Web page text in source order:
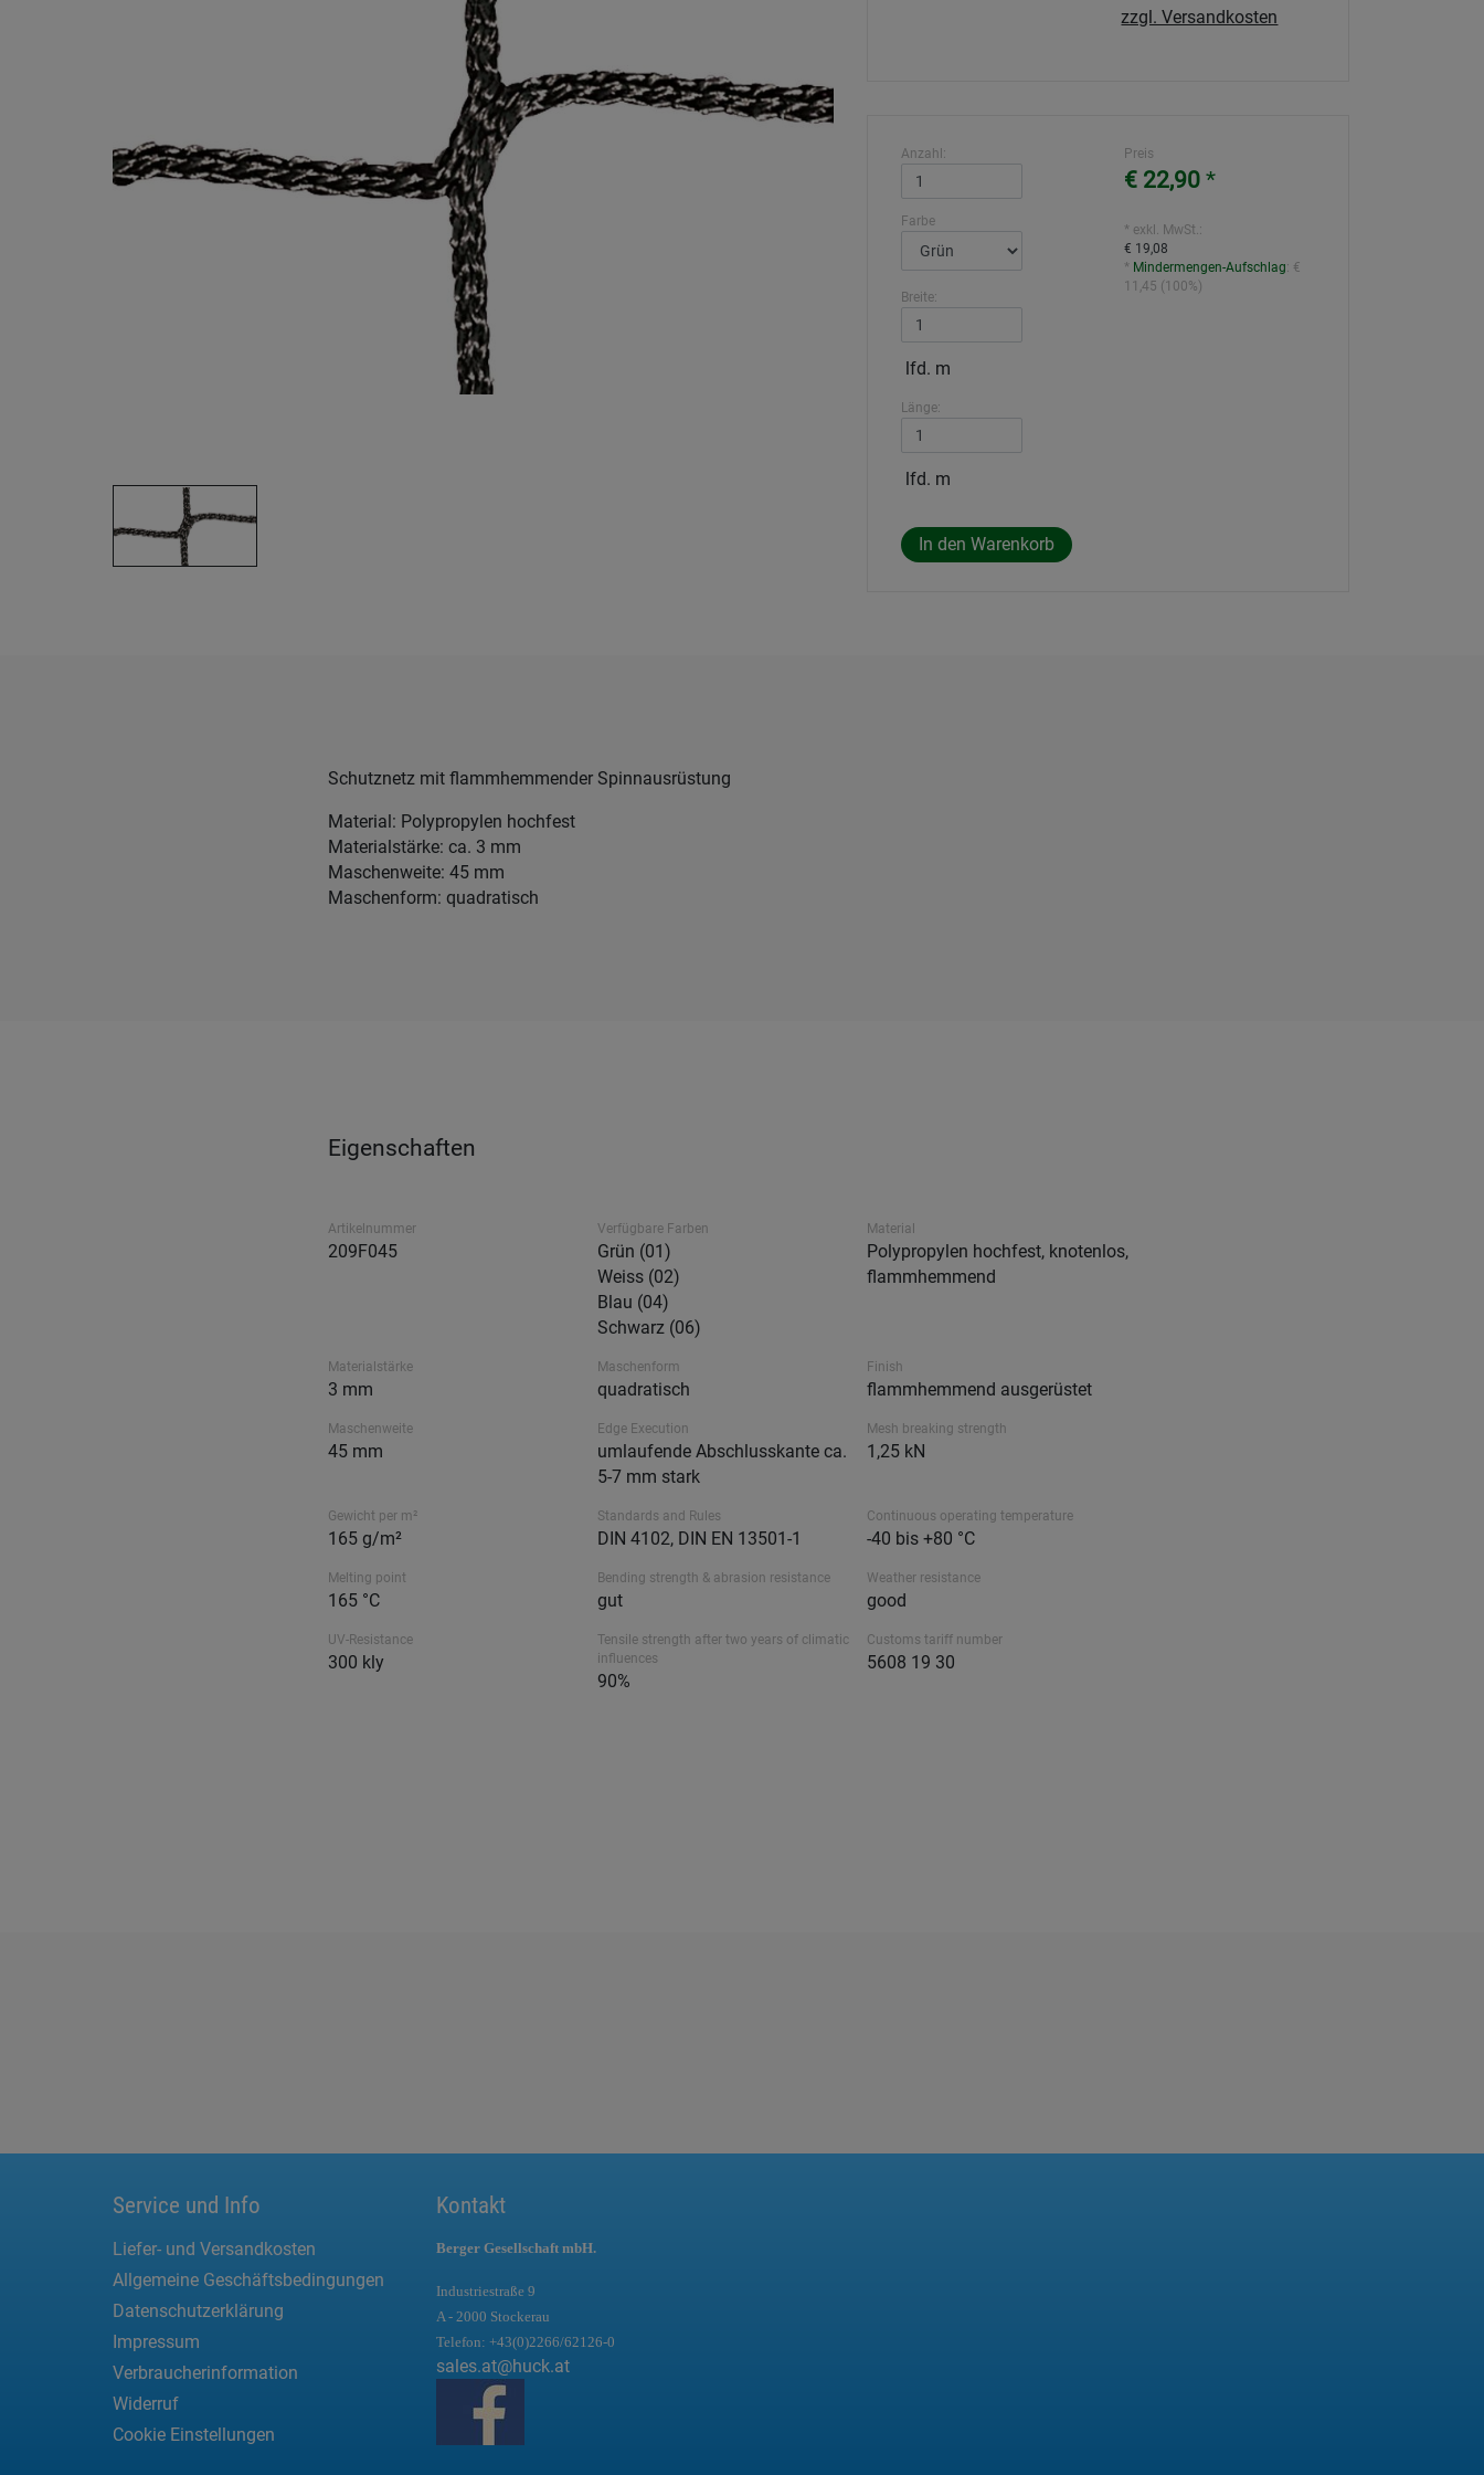
zzgl. Versandkosten
Anzahl:
Farbe
Breite:
lfd. m
Länge:
lfd. m
Preis
€ 22,90 *
* exkl. MwSt.:
€ 19,08
* Mindermengen-Aufschlag: €
11,45 (100%)
Schutznetz mit flammhemmender Spinnausrüstung
Material: Polypropylen hochfest
Materialstärke: ca. 3 mm
Maschenweite: 45 mm
Maschenform: quadratisch
Eigenschaften
Artikelnummer
209F045
Verfügbare Farben
Grün (01)
Weiss (02)
Blau (04)
Schwarz (06)
Material
Polypropylen hochfest, knotenlos,
flammhemmend
Materialstärke
3 mm
Maschenform
quadratisch
Finish
flammhemmend ausgerüstet
Maschenweite
45 mm
Edge Execution
umlaufende Abschlusskante ca.
5-7 mm stark
Mesh breaking strength
1,25 kN
Gewicht per m²
165 g/m²
Standards and Rules
DIN 4102, DIN EN 13501-1
Continuous operating temperature
-40 bis +80 °C
Melting point
165 °C
Bending strength & abrasion resistance
gut
Weather resistance
good
UV-Resistance
300 kly
Tensile strength after two years of climatic
influences
90%
Customs tariff number
5608 19 30
Service und Info
Liefer- und Versandkosten
Allgemeine Geschäftsbedingungen
Datenschutzerklärung
Impressum
Verbraucherinformation
Widerruf
Cookie Einstellungen
Kontakt
Berger Gesellschaft mbH.
Industriestraße 9
A - 2000 Stockerau
Telefon: +43(0)2266/62126-0
sales.at@huck.at